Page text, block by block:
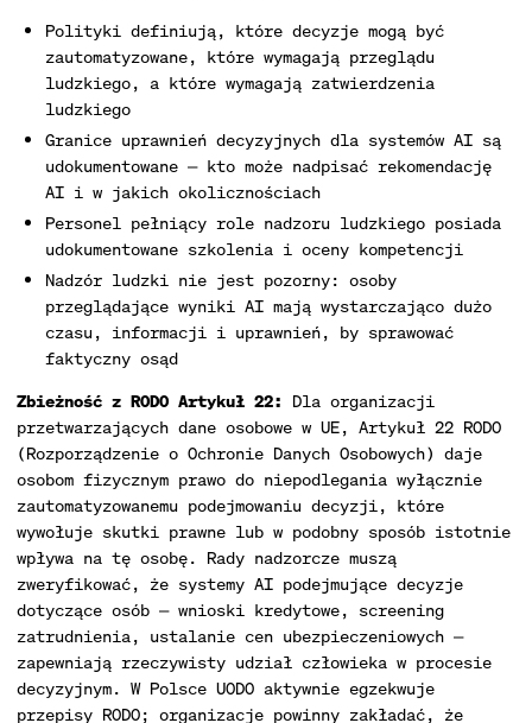
Polityki definiują, które decyzje mogą być
zautomatyzowane, które wymagają przeglądu
ludzkiego, a które wymagają zatwierdzenia
ludzkiego
Granice uprawnień decyzyjnych dla systemów AI są
udokumentowane — kto może nadpisać rekomendację
AI i w jakich okolicznościach
Personel pełniący role nadzoru ludzkiego posiada
udokumentowane szkolenia i oceny kompetencji
Nadzór ludzki nie jest pozorny: osoby
przeglądające wyniki AI mają wystarczająco dużo
czasu, informacji i uprawnień, by sprawować
faktyczny osąd
Zbieżność z RODO Artykuł 22: Dla organizacji
przetwarzających dane osobowe w UE, Artykuł 22 RODO
(Rozporządzenie o Ochronie Danych Osobowych) daje
osobom fizycznym prawo do niepodlegania wyłącznie
zautomatyzowanemu podejmowaniu decyzji, które
wywołuje skutki prawne lub w podobny sposób istotnie
wpływa na tę osobę. Rady nadzorcze muszą
zweryfikować, że systemy AI podejmujące decyzje
dotyczące osób — wnioski kredytowe, screening
zatrudnienia, ustalanie cen ubezpieczeniowych —
zapewniają rzeczywisty udział człowieka w procesie
decyzyjnym. W Polsce UODO aktywnie egzekwuje
przepisy RODO; organizacje powinny zakładać, że